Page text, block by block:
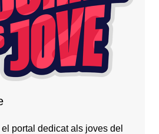
portal dedicat als joves del